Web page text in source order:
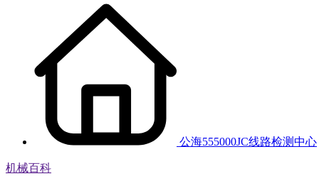
公海555000JC线路检测中心
机械百科